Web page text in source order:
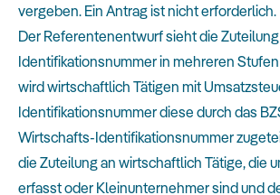
vergeben. Ein Antrag ist nicht erforderlich.
Der Referentenentwurf sieht die
Identifikationsnummer in mehreren
wird wirtschaftlich Tätigen mit
Identifikationsnummer diese durch das
Wirtschafts-Identifikationsnummer
die Zuteilung an wirtschaftlich Tätige, die
erfasst oder Kleinunternehmer sind und